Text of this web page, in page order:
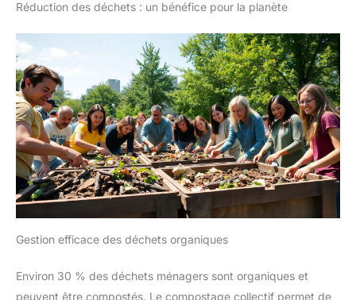
Réduction des déchets : un bénéfice pour la planète
Gestion efficace des déchets organiques
Environ 30 % des déchets ménagers sont organiques et
peuvent être compostés. Le compostage collectif permet de